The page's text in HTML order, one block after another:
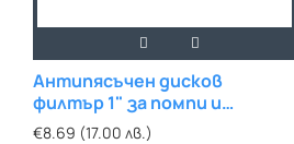
Антипясъчен дисков
филтър 1" за помпи и
напоителни системи
€8.69 (17.00 лв.)